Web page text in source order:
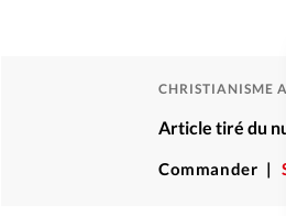
CHRISTIANISME
Article tiré du
Commander